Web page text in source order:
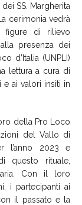
SS. Margherita
cerimonia vedrà
figure di rilievo
presenza dei
d’Italia (UNPLI)
lettura a cura di
e ai valori insiti in
della Pro Loco
del Vallo di
l’anno 2023 e
questo rituale,
Con il loro
i partecipanti ai
il passato e la